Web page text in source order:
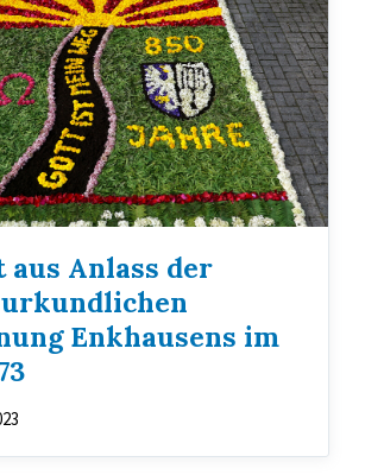
aus Anlass der
Enkhausens im